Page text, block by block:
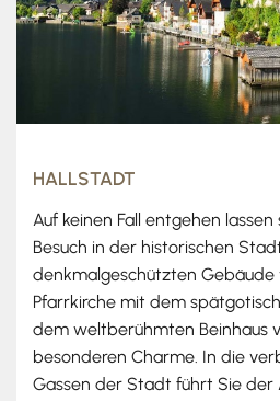
HALLSTADT
Auf keinen Fall entgehen
Besuch in der historischen
denkmalgeschützten
Pfarrkirche mit dem
dem weltberühmten Beinhaus
besonderen Charme. In die
Gassen der Stadt führt Sie der